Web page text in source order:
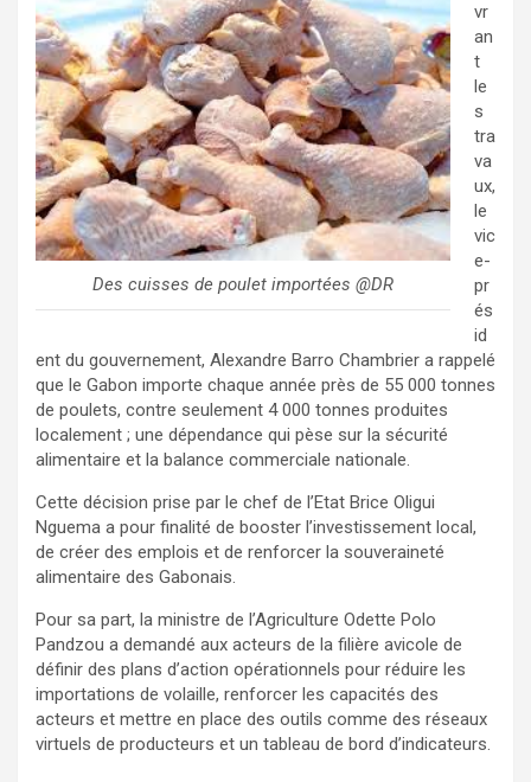
Des cuisses de poulet importées @DR
vr
an
t
le
s
tra
va
ux,
le
vic
e-
pr
és
id
ent du gouvernement, Alexandre Barro Chambrier a rappelé
que le Gabon importe chaque année près de 55 000 tonnes
de poulets, contre seulement 4 000 tonnes produites
localement ; une dépendance qui pèse sur la sécurité
alimentaire et la balance commerciale nationale.
Cette décision prise par le chef de l’Etat Brice Oligui
Nguema a pour finalité de booster l’investissement local,
de créer des emplois et de renforcer la souveraineté
alimentaire des Gabonais.
Pour sa part, la ministre de l’Agriculture Odette Polo
Pandzou a demandé aux acteurs de la filière avicole de
définir des plans d’action opérationnels pour réduire les
importations de volaille, renforcer les capacités des
acteurs et mettre en place des outils comme des réseaux
virtuels de producteurs et un tableau de bord d’indicateurs.